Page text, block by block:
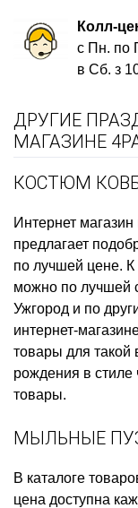
Колл-
с Пн. по
в Сб. з
ДРУГИЕ
МАГАЗИНЕ
КОСТЮМ
Интернет
предлагает
по лучшей цене. К
можно по лучшей
Ужгород и по
интернет-
товары для такой
рождения в стиле
товары.
МЫЛЬНЫЕ
В каталоге
цена доступна